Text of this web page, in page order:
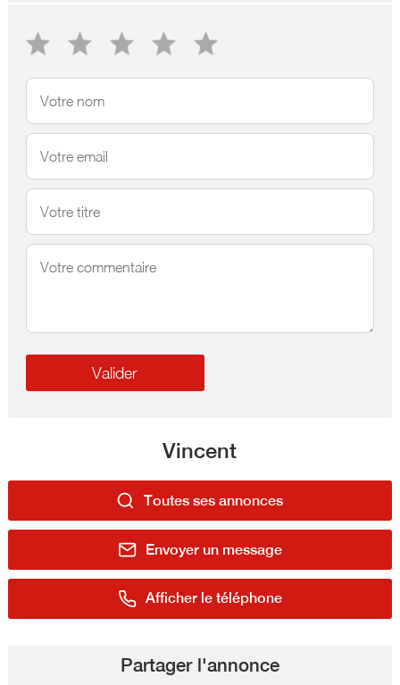
Vincent
Toutes ses annonces
Envoyer un message
Afficher le téléphone
Partager l'annonce